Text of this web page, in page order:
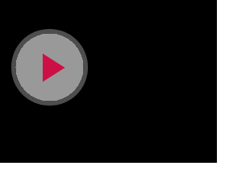
Video